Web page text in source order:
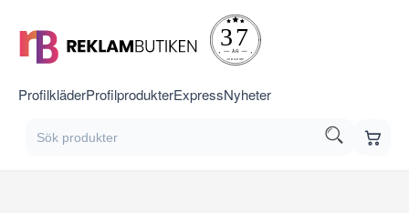
ProfilkläderProfilprodukterExpressNyheter